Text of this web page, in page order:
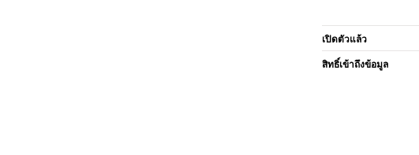
เปิดตัวแล้ว
สิทธิ์เข้าถึงข้อมูล